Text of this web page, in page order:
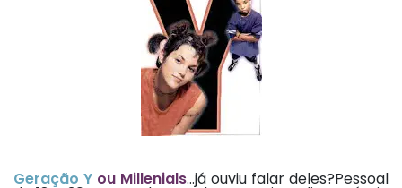
Geração Y ou Millenials…já ouviu falar deles?Pessoal